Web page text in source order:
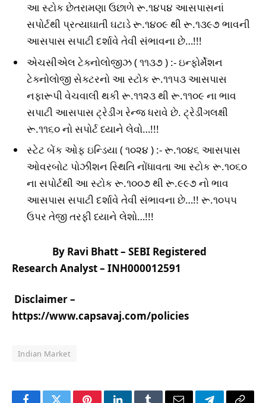
આ સ્ટોક છેતરામણા ઉછાળે રૂ.૧૪૫૪ આસપાસનાં
સપોર્ટથી પ્રત્યાઘાતી ઘટાડે રૂ.૧૪૦૯ થી રૂ.૧૩૯૭ ભાવની
આસપાસ સપાટી દર્શાવે તેવી સંભાવના છે…!!!
એચસીએલ ટેક્નોલોજીઝ ( ૧૧૩૭ ) :- ઇન્ફોર્મેશન
ટેક્નોલોજી સેક્ટરનો આ સ્ટોક રૂ.૧૧૫૩ આસપાસ
નફારૂપી વેચવાલી થકી રૂ.૧૧૨૩ થી રૂ.૧૧૦૯ ના ભાવ
સપાટી આસપાસ ટ્રેડીંગ રેન્જ ધરાવે છે. ટ્રેડીંગલક્ષી
રૂ.૧૧૬૦ નો સપોર્ટ ધ્યાને લેવો…!!!
સ્ટેટ બેંક ઓફ ઇન્ડિયા ( ૧૦૨૪ ) :- રૂ.૧૦૪૬ આસપાસ
ઓવરબોટ પોઝીશન સ્થિતિ નોંધાવતા આ સ્ટોક રૂ.૧૦૬૦
ના સપોર્ટથી આ સ્ટોક રૂ.૧૦૦૭ થી રૂ.૯૯૭ નો ભાવ
આસપાસ સપાટી દર્શાવે તેવી સંભાવના છે…!! રૂ.૧૦૫૫
ઉપર તેજી તરફી ધ્યાને લેશો…!!!
By Ravi Bhatt – SEBI Registered
Research Analyst – INH000012591
Disclaimer –
https://www.capsavaj.com/policies
Indian Market